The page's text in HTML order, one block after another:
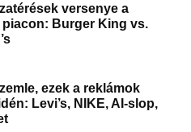
versenye a
Burger King vs.
ezek a reklámok
Levi’s, NIKE, AI-slop,